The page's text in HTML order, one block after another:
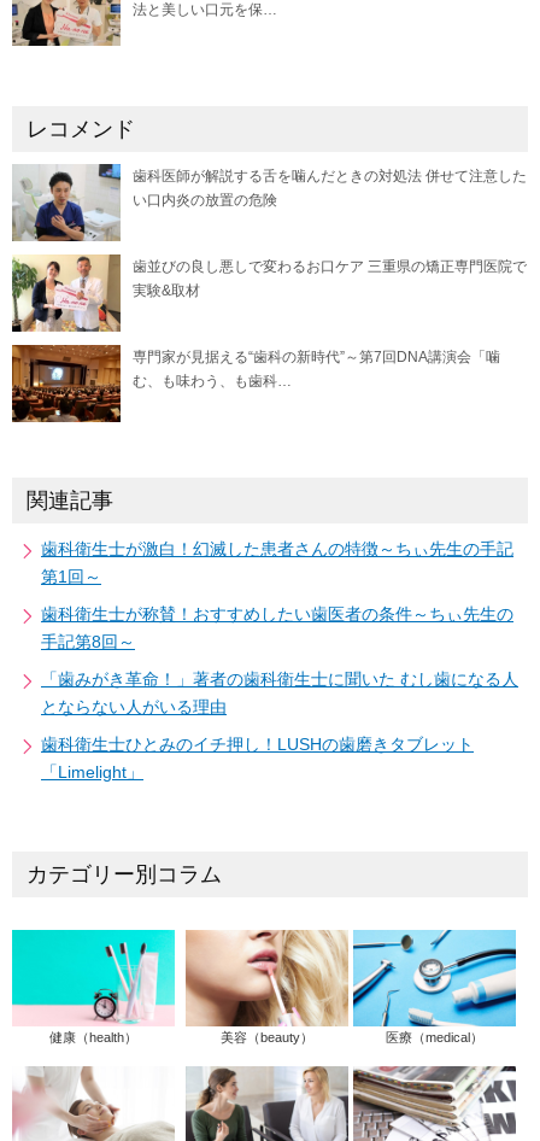
法と美しい口元を保…
レコメンド
歯科医師が解説する舌を噛んだときの対処法 併せて注意した
い口内炎の放置の危険
歯並びの良し悪しで変わるお口ケア 三重県の矯正専門医院で
実験&取材
専門家が見据える“歯科の新時代”～第7回DNA講演会「噛
む、も味わう、も歯科…
関連記事
歯科衛生士が激白！幻滅した患者さんの特徴～ちぃ先生の手記
第1回～
歯科衛生士が称賛！おすすめしたい歯医者の条件～ちぃ先生の
手記第8回～
「歯みがき革命！」著者の歯科衛生士に聞いた むし歯になる人
とならない人がいる理由
歯科衛生士ひとみのイチ押し！LUSHの歯磨きタブレット
「Limelight」
カテゴリー別コラム
健康（health） 美容（beauty） 医療（medical）